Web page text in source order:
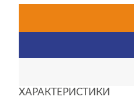
ХАРАКТЕРИСТИКИ